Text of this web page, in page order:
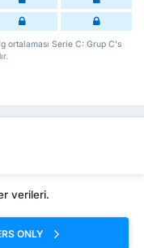
ortalaması Serie C: Grup C's
verileri.
ONLY